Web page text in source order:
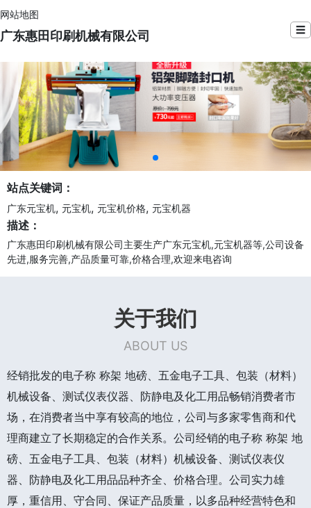
网站地图
广东惠田印刷机械有限公司 ☰
站点关键词：
广东元宝机, 元宝机, 元宝机价格, 元宝机器
描述：
广东惠田印刷机械有限公司主要生产广东元宝机,元宝机器等,公司设备
先进,服务完善,产品质量可靠,价格合理,欢迎来电咨询
关于我们
ABOUT US
经销批发的电子称 称架 地磅、五金电子工具、包装（材料）
机械设备、测试仪表仪器、防静电及化工用品畅销消费者市
场，在消费者当中享有较高的地位，公司与多家零售商和代
理商建立了长期稳定的合作关系。公司经销的电子称 称架 地
磅、五金电子工具、包装（材料）机械设备、测试仪表仪
器、防静电及化工用品品种齐全、价格合理。公司实力雄
厚，重信用、守合同、保证产品质量，以多品种经营特色和